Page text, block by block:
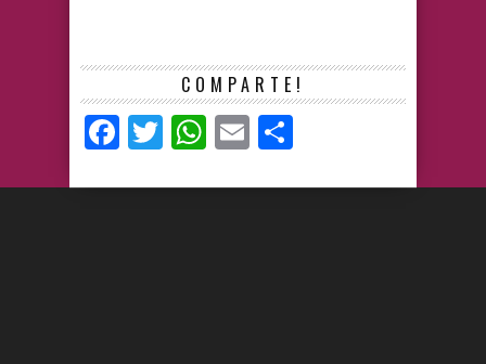
COMPARTE!
Facebook
TwitterWhatsApp
Email